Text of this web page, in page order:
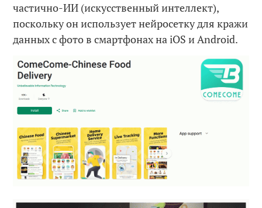
частично-ИИ (искусственный интеллект),
поскольку он использует нейросетку для кражи
данных с фото в смартфонах на iOS и Android.